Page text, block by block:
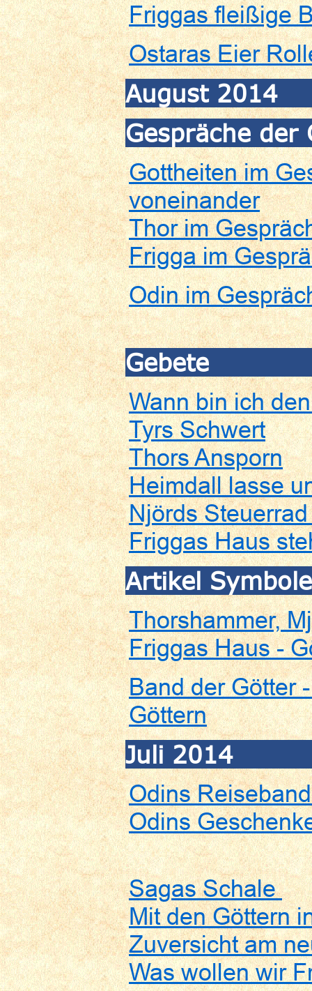
Friggas fleißige
Ostaras Eier
August 2014
Gespräche der
Gottheiten im
voneinander
Thor im
Frigga im
Odin im
Gebete
Wann bin ich
Tyrs Schwert
Thors Ansporn
Heimdall lasse
Njörds
Friggas Haus
Artikel
Thorshammer,
Friggas Haus -
Band der Götter
Göttern
Juli 2014
Odins
Odins
Sagas Schale
Mit den Göttern
Zuversicht am
Was wollen wir